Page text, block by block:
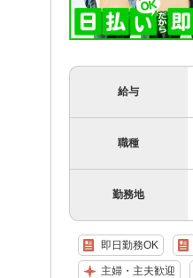
給与
職種
勤務地
即日勤務OK
主婦・主夫歓迎